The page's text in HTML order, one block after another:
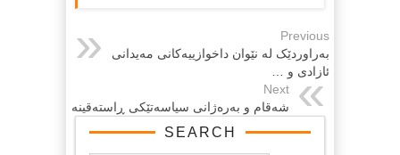
Previous
به‌راوردێک له‌ نێوان داخوازییه‌کانی مه‌یدانی
ئازادی و …
Next
شەقام و بەرەژانی سیاسەتێکی ڕاستەقینە
SEARCH